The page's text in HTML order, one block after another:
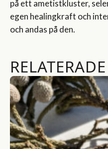
på ett ametistkluster,
egen healingkraft och
och andas på den.